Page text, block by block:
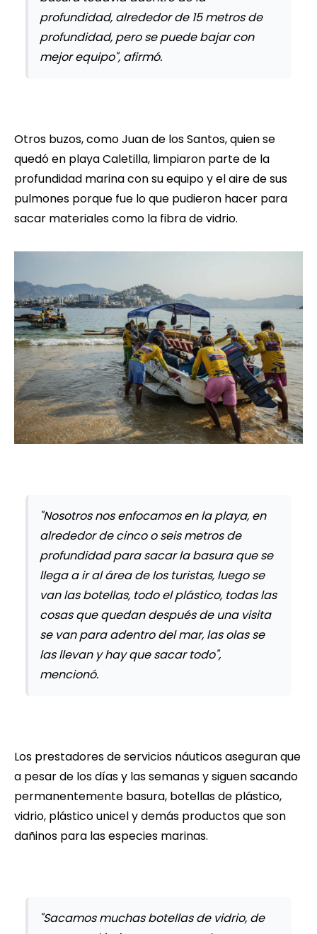
profundidad, alrededor de 15 metros de
profundidad, pero se puede bajar con
mejor equipo", afirmó.
Otros buzos, como Juan de los Santos, quien se
quedó en playa Caletilla, limpiaron parte de la
profundidad marina con su equipo y el aire de sus
pulmones porque fue lo que pudieron hacer para
sacar materiales como la fibra de vidrio.
"Nosotros nos enfocamos en la playa, en
alrededor de cinco o seis metros de
profundidad para sacar la basura que se
llega a ir al área de los turistas, luego se
van las botellas, todo el plástico, todas las
cosas que quedan después de una visita
se van para adentro del mar, las olas se
las llevan y hay que sacar todo",
mencionó.
Los prestadores de servicios náuticos aseguran que
a pesar de los días y las semanas y siguen sacando
permanentemente basura, botellas de plástico,
vidrio, plástico unicel y demás productos que son
dañinos para las especies marinas.
"Sacamos muchas botellas de vidrio, de